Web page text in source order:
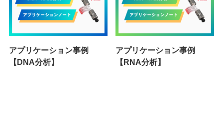
アプリケーション事例
【DNA分析】
アプリケーション事例
【RNA分析】